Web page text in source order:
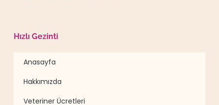
Hızlı Gezinti
Anasayfa
Hakkımızda
Veteriner Ücretleri